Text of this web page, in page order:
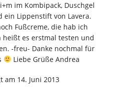
im Kombipack, Duschgel
ein Lippenstift von Lavera.
Fußcreme, die hab ich
heißt es erstmal testen und
-freu- Danke nochmal für
Liebe Grüße Andrea
am 14. Juni 2013